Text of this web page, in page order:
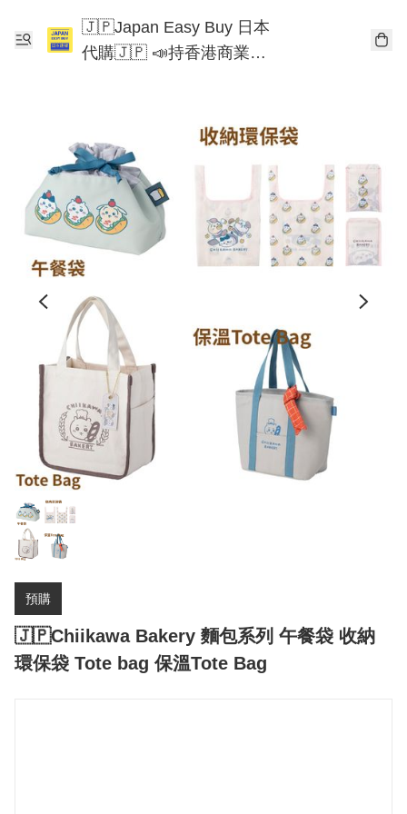
🇯🇵Japan Easy Buy 日本
代購🇯🇵 📣持香港商業登
預購
🇯🇵Chiikawa Bakery 麵包系列 午餐袋 收納
環保袋 Tote bag 保溫Tote Bag